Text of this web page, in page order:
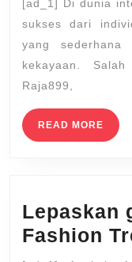
[ad_1] Di dunia
sukses dari
yang sederhana
kekayaan.
Raja899,
READ MORE READ
MORE
Lepaskan
Fashion